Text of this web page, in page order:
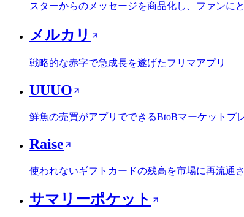
スターからのメッセージを商品化し、ファンに
メルカリ
戦略的な赤字で急成長を遂げたフリマアプリ
UUUO
鮮魚の売買がアプリでできるBtoBマーケットプ
Raise
使われないギフトカードの残高を市場に再流通
サマリーポケット